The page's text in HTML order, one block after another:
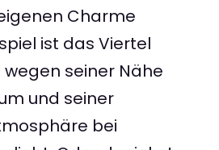
Charme
ist das Viertel
seiner Nähe
und seiner
bei